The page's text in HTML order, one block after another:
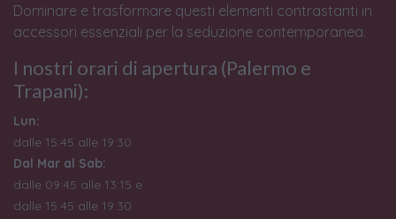
Dominare e trasformare questi elementi contrastanti in
accessori essenziali per la seduzione contemporanea.
I nostri orari di apertura (Palermo e
Trapani):
Lun:
dalle 15:45 alle 19:30
Dal Mar al Sab:
dalle 09:45 alle 13:15 e
dalle 15:45 alle 19:30